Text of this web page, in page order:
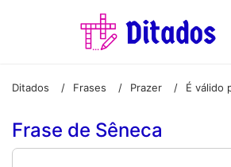
Ditados / Frases / Prazer /
Frase de Sêneca